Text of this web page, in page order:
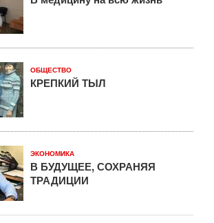
ОБЩЕСТВО
КРЕПКИЙ ТЫЛ
ЭКОНОМИКА
В БУДУЩЕЕ, СОХРАНЯЯ
ТРАДИЦИИ